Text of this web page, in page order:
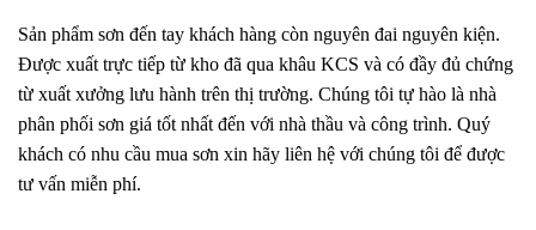
Sản phẩm sơn đến tay khách hàng còn nguyên đai nguyên kiện.
Được xuất trực tiếp từ kho đã qua khâu KCS và có đầy đủ chứng
từ xuất xưởng lưu hành trên thị trường. Chúng tôi tự hào là nhà
phân phối sơn giá tốt nhất đến với nhà thầu và công trình. Quý
khách có nhu cầu mua sơn xin hãy liên hệ với chúng tôi để được
tư vấn miễn phí.